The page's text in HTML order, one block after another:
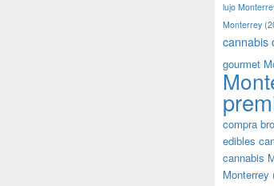
lujo
Monterrey
cannabis
gourmet
compra
edibles
cannabis
Monterrey